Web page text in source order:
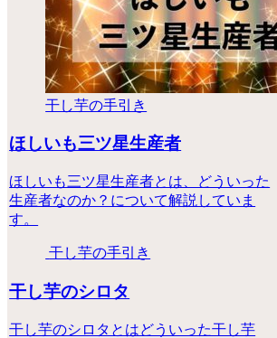
干し芋の手引き
ほしいも三ツ星生産者
ほしいも三ツ星生産者とは、どういった
生産者なのか？について解説していま
す。
干し芋の手引き
干し芋のシロタ
干し芋のシロタとはどういった干し芋